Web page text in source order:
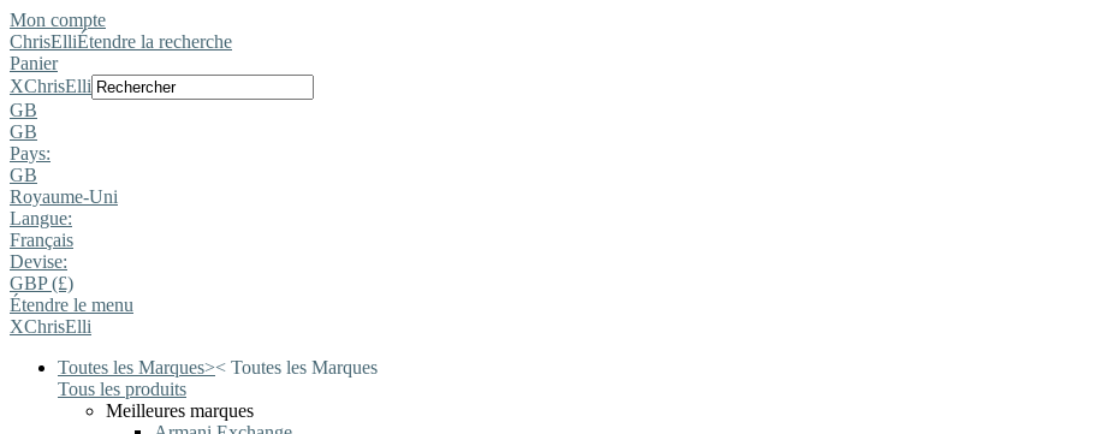
Mon compte
ChrisElliÉtendre la recherche
Panier
XChrisElli
GB
GB
Pays:
GB
Royaume-Uni
Langue:
Français
Devise:
GBP (£)
Étendre le menu
XChrisElli
Toutes les Marques>< Toutes les Marques
Tous les produits
Meilleures marques